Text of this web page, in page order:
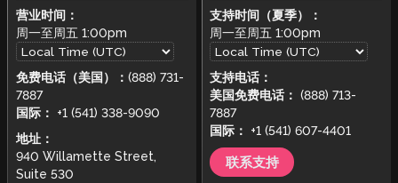
营业时间：
周一至周五 1:00pm
免费电话（美国）： (888) 731-
7887
国际：
+1 (541) 338-9090
地址：
940 Willamette Street,
Suite 530
支持时间（夏季）：
周一至周五1:00pm
支持电话：
美国免费电话： (888) 713-
7887
国际：
+1 (541) 607-4401
联系支持